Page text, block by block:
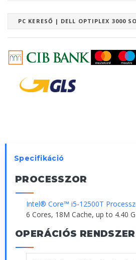
PC KERESŐ | DELL OPTIPLEX 3000
Specifikáció
PROCESSZOR
Intel® Core™ i5-12500T
6 Cores, 18M Cache, up to 4.40
OPERÁCIÓS RENDSZER